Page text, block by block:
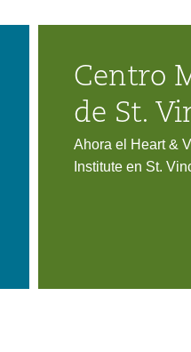
Centro
de St.
Ahora el Heart &
Institute en St.